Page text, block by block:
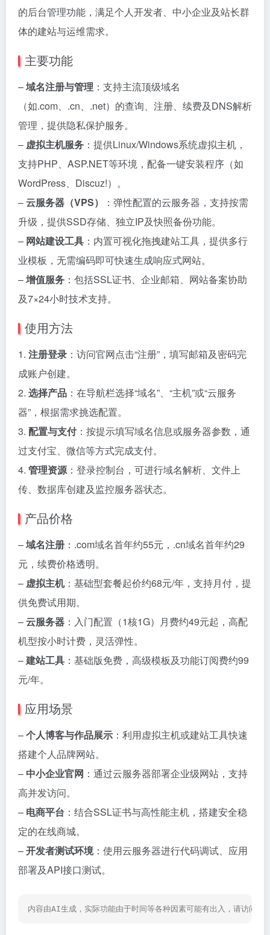
的后台管理功能，满足个人开发者、中小企业及站长群
体的建站与运维需求。
主要功能
–域名注册与管理 ：支持主流顶级域名
（如.com、.cn、.net）的查询、注册、续费及DNS解析
管理，提供隐私保护服务。
– 虚拟主机服务 ：提供Linux/Windows系统虚拟主机，
支持PHP、ASP.NET等环境，配备一键安装程序（如
WordPress、Discuz!）。
–云服务器（VPS）
：弹性配置的云服务器，支持按需
升级，提供SSD存储、独立IP及快照备份功能。
– 网站建设工具 ：内置可视化拖拽建站工具，提供多行
业模板，无需编码即可快速生成响应式网站。
–增值服务 ：包括SSL证书、企业邮箱、网站备案协助
及7×24小时技术支持。
使用方法
1. 注册登录 ：访问官网点击“注册”，填写邮箱及密码完
成账户创建。
2. 选择产品 ：在导航栏选择“域名”、“主机”或“云服务
器”，根据需求挑选配置。
3. 配置与支付：按提示填写域名信息或服务器参数，通
过支付宝、微信等方式完成支付。
4. 管理资源：登录控制台，可进行域名解析、文件上
传、数据库创建及监控服务器状态。
产品价格
–域名注册 ：.com域名首年约55元，.cn域名首年约29
元，续费价格透明。
– 虚拟主机：基础型套餐起价约68元/年，支持月付，提
供免费试用期。
–云服务器 ：入门配置（1核1G）月费约49元起，高配
机型按小时计费，灵活弹性。
–建站工具 ：基础版免费，高级模板及功能订阅费约99
元/年。
应用场景
–个人博客与作品展示 ：利用虚拟主机或建站工具快速
搭建个人品牌网站。
– 中小企业官网 ：通过云服务器部署企业级网站，支持
高并发访问。
– 电商平台 ：结合SSL证书与高性能主机，搭建安全稳
定的在线商城。
–开发者测试环境：使用云服务器进行代码调试、应用
部署及API接口测试。
内容由AI生成，实际功能由于时间等各种因素可能有出入，请访问网